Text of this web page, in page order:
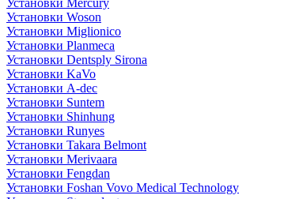
Установки Mercury
Установки Woson
Установки Miglionico
Установки Planmeca
Установки Dentsply Sirona
Установки KaVo
Установки A-dec
Установки Suntem
Установки Shinhung
Установки Runyes
Установки Takara Belmont
Установки Merivaara
Установки Fengdan
Установки Foshan Vovo Medical Technology